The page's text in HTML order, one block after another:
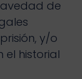
de
y/o
el historial